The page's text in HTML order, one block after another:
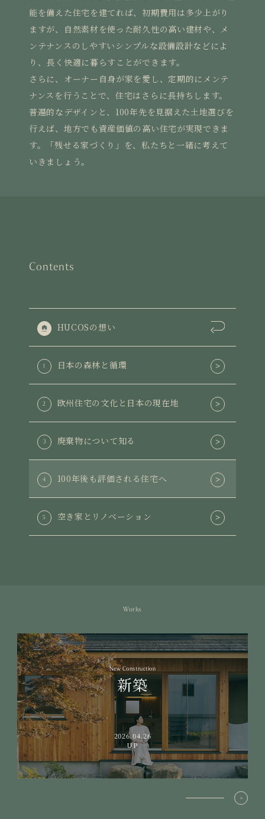
能を備えた住宅を建てれば、初期費用は多少上がり
ますが、自然素材を使った耐久性の高い建材や、メ
ンテナンスのしやすいシンプルな設備設計などによ
り、長く快適に暮らすことができます。
さらに、オーナー自身が家を愛し、定期的にメンテ
ナンスを行うことで、住宅はさらに長持ちします。
普遍的なデザインと、100年先を見据えた土地選びを
行えば、地方でも資産価値の高い住宅が実現できま
す。「残せる家づくり」を、私たちと一緒に考えて
いきましょう。
Contents
HUCOSの想い
1 日本の森林と循環
2 欧州住宅の文化と日本の現在地
3 廃棄物について知る
4 100年後も評価される住宅へ
5 空き家とリノベーション
Works
New Construction
新築
2026.04.26
UP